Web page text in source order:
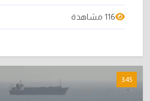
116 مشاهدة
3:45